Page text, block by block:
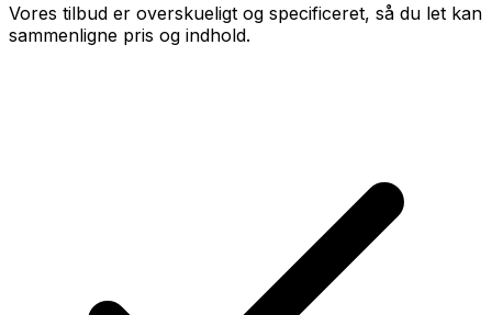
Vores tilbud er overskueligt og specificeret, så du let kan
sammenligne pris og indhold.